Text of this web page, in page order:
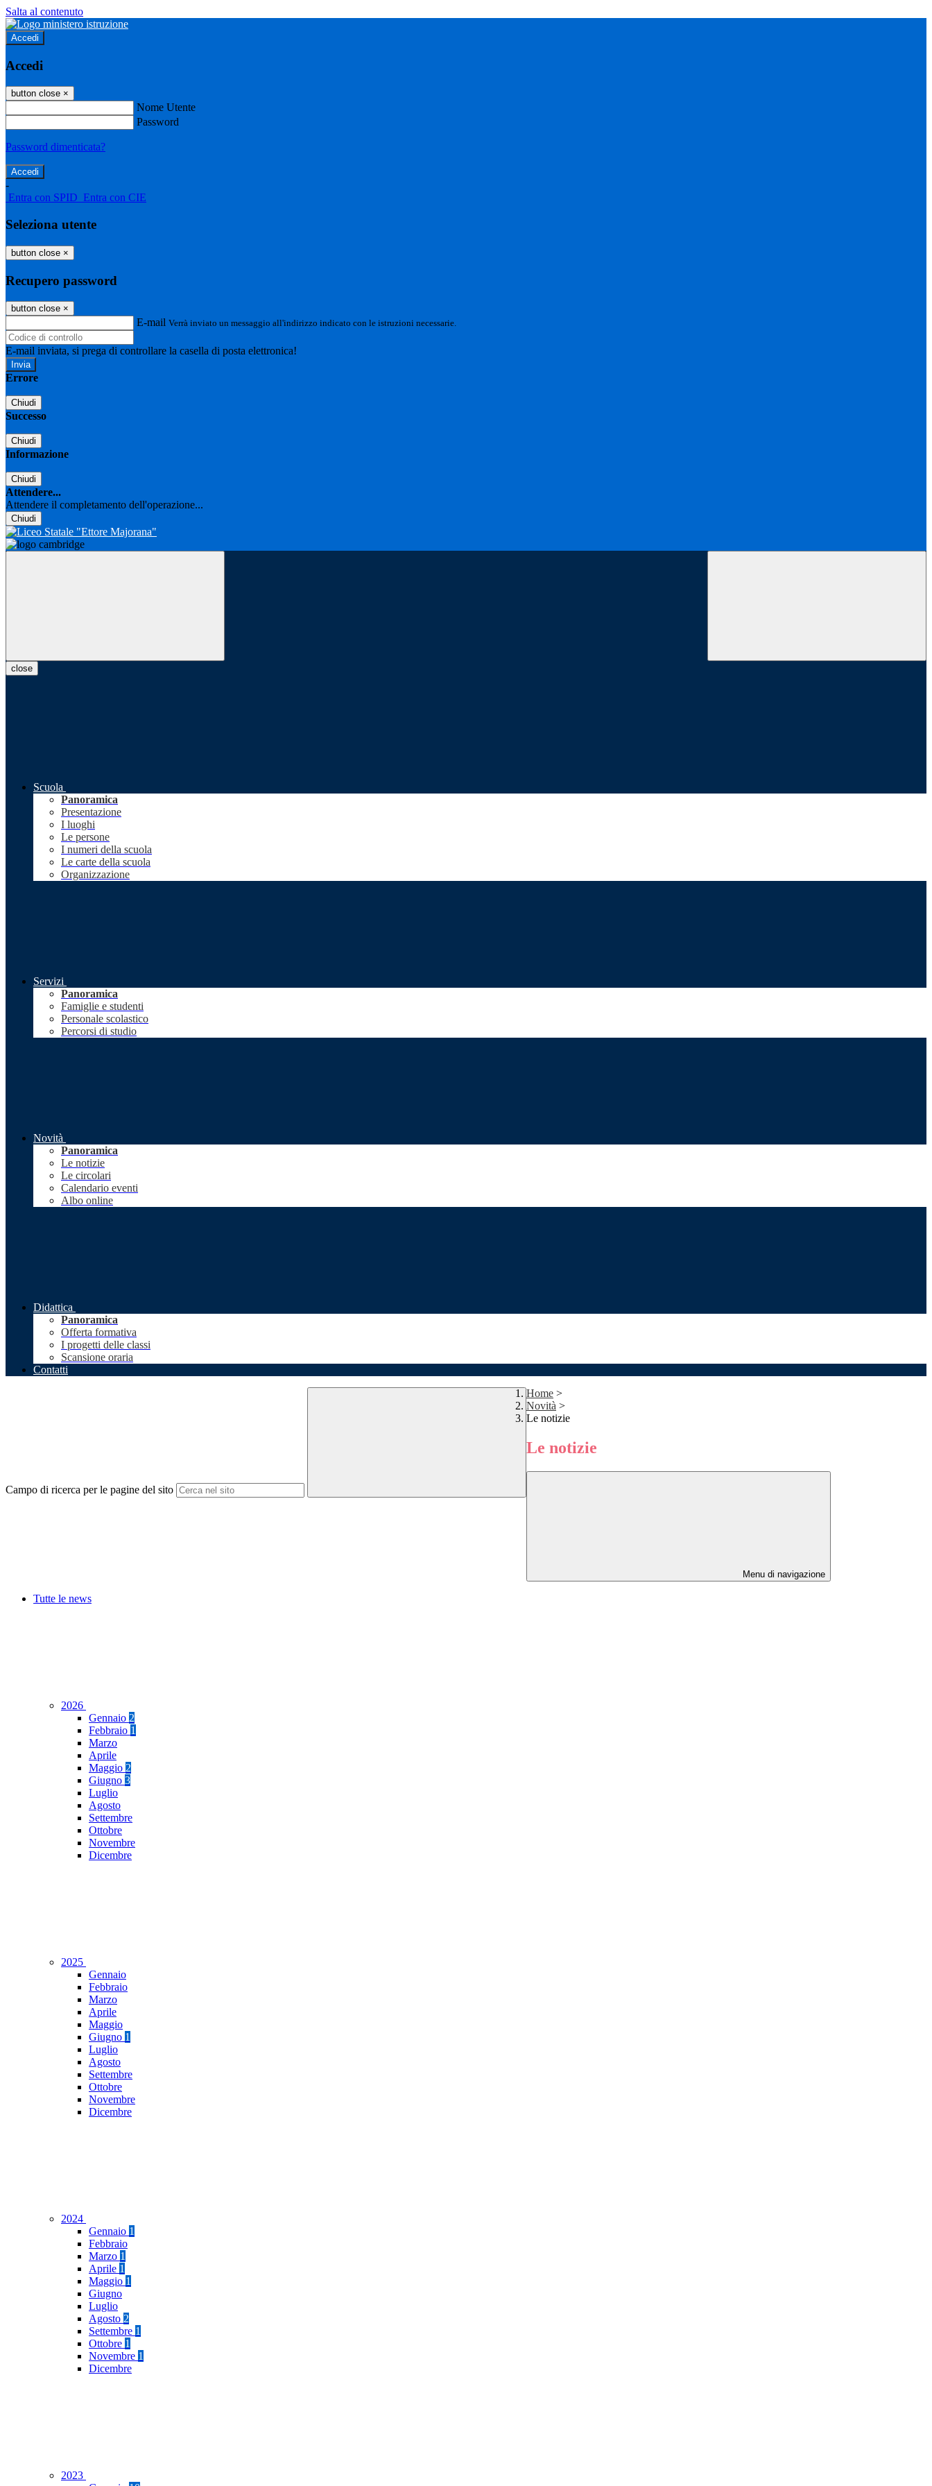
Salta al contenuto
Accedi
Accedi
button close ×
Nome Utente
Password
Password dimenticata?
-
Entra con SPID Entra con CIE
Seleziona utente
button close ×
Recupero password
button close ×
E-mail Verrà inviato un messaggio all'indirizzo indicato con le istruzioni necessarie.
E-mail inviata, si prega di controllare la casella di posta elettronica!
Errore
Chiudi
Successo
Chiudi
Informazione
Chiudi
Attendere...
Attendere il completamento dell'operazione...
Chiudi
close
Scuola
Panoramica
Presentazione
I luoghi
Le persone
I numeri della scuola
Le carte della scuola
Organizzazione
Servizi
Panoramica
Famiglie e studenti
Personale scolastico
Percorsi di studio
Novità
Panoramica
Le notizie
Le circolari
Calendario eventi
Albo online
Didattica
Panoramica
Offerta formativa
I progetti delle classi
Scansione oraria
Contatti
Campo di ricerca per le pagine del sito
Home >
Novità >
Le notizie
Le notizie
Menu di navigazione
Tutte le news
2026
Gennaio 2
Febbraio 1
Marzo
Aprile
Maggio 2
Giugno 3
Luglio
Agosto
Settembre
Ottobre
Novembre
Dicembre
2025
Gennaio
Febbraio
Marzo
Aprile
Maggio
Giugno 1
Luglio
Agosto
Settembre
Ottobre
Novembre
Dicembre
2024
Gennaio 1
Febbraio
Marzo 1
Aprile 1
Maggio 1
Giugno
Luglio
Agosto 2
Settembre 1
Ottobre 1
Novembre 1
Dicembre
2023